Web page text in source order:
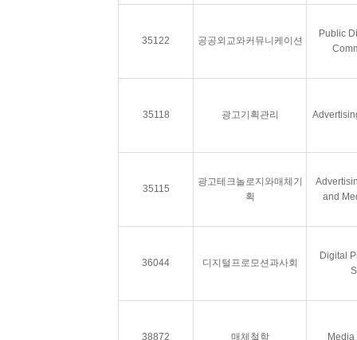
35122 공공외교와커뮤니케이션
Public
35118 광고기획관리
35115
광고테크놀로지와매체기
획
and
36044 디지털프로모션과사회
Digital
38872 매체철학